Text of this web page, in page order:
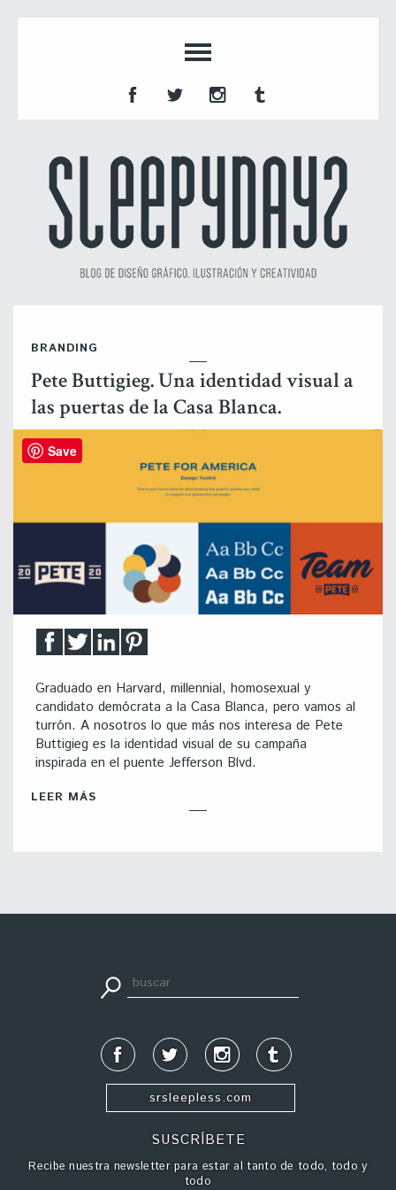
BRANDING
Pete Buttigieg. Una identidad visual a
las puertas de la Casa Blanca.
Graduado en Harvard, millennial, homosexual y
candidato demócrata a la Casa Blanca, pero vamos al
turrón. A nosotros lo que más nos interesa de Pete
Buttigieg es la identidad visual de su campaña
inspirada en el puente Jefferson Blvd.
LEER MÁS
srsleepless.com
SUSCRÍBETE
Recibe nuestra newsletter para estar al tanto de todo, todo y
todo
Save